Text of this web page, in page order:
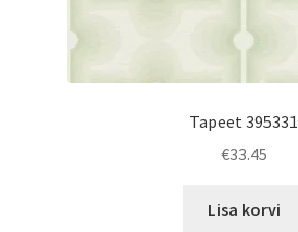
Tapeet 395331
€33.45
Lisa korvi